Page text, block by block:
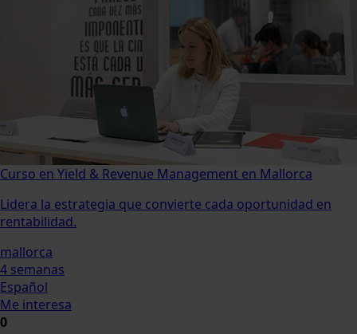
Curso en Yield & Revenue Management en Mallorca
Lidera la estrategia que convierte cada oportunidad en
rentabilidad.
mallorca
4 semanas
Español
Me interesa
0